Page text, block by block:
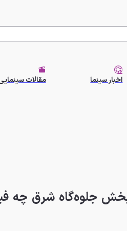
اخبار سینما مقالات
جلوه‌گاه شرق چه